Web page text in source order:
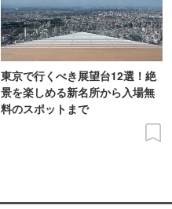
東京で行くべき展望台12選！絶
景を楽しめる新名所から入場無
料のスポットまで